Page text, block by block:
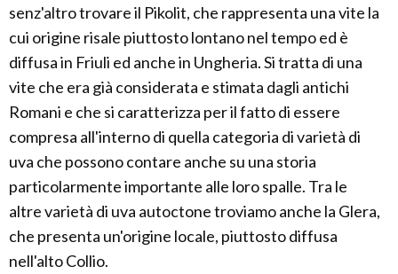
senz'altro trovare il Pikolit, che rappresenta una vite la
cui origine risale piuttosto lontano nel tempo ed è
diffusa in Friuli ed anche in Ungheria. Si tratta di una
vite che era già considerata e stimata dagli antichi
Romani e che si caratterizza per il fatto di essere
compresa all'interno di quella categoria di varietà di
uva che possono contare anche su una storia
particolarmente importante alle loro spalle. Tra le
altre varietà di uva autoctone troviamo anche la Glera,
che presenta un'origine locale, piuttosto diffusa
nell'alto Collio.